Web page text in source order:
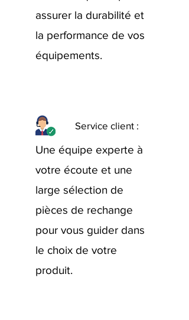
assurer la durabilité et
la performance de vos
équipements.
Service client :
Une équipe experte à
votre écoute et une
large sélection de
pièces de rechange
pour vous guider dans
le choix de votre
produit.